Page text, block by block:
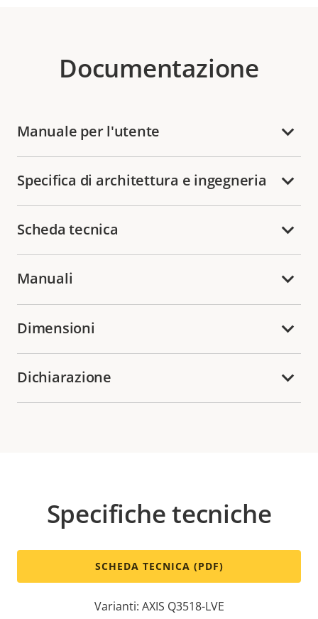
Documentazione
Manuale per l'utente
Specifica di architettura e ingegneria
Scheda tecnica
Manuali
Dimensioni
Dichiarazione
Specifiche tecniche
SCHEDA TECNICA (PDF)
Varianti: AXIS Q3518-LVE